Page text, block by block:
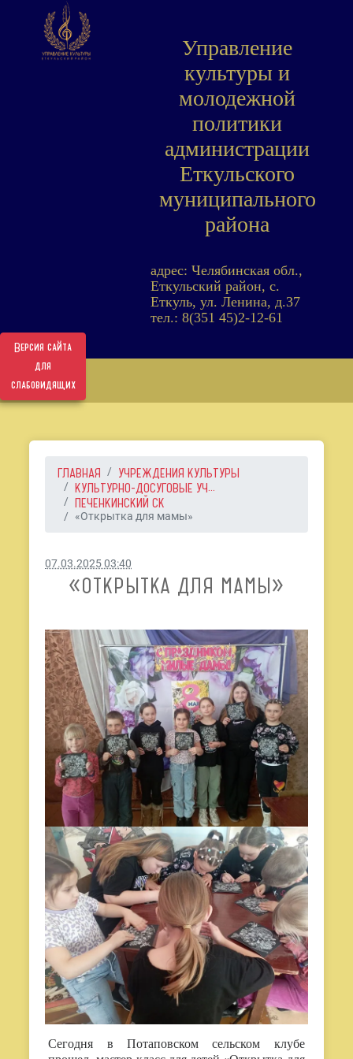
Версия сайта
для
слабовидящих
Управление
культуры и
молодежной
политики
администрации
Еткульского
муниципального
района
адрес: Челябинская обл.,
Еткульский район, с.
Еткуль, ул. Ленина, д.37
тел.: 8(351 45)2-12-61
ГЛАВНАЯ
УЧРЕЖДЕНИЯ КУЛЬТУРЫ
КУЛЬТУРНО-ДОСУГОВЫЕ УЧ...
ПЕЧЕНКИНСКИЙ СК
«Открытка для мамы»
07.03.2025 03:40
«ОТКРЫТКА ДЛЯ МАМЫ»
Сегодня в Потаповском сельском клубе